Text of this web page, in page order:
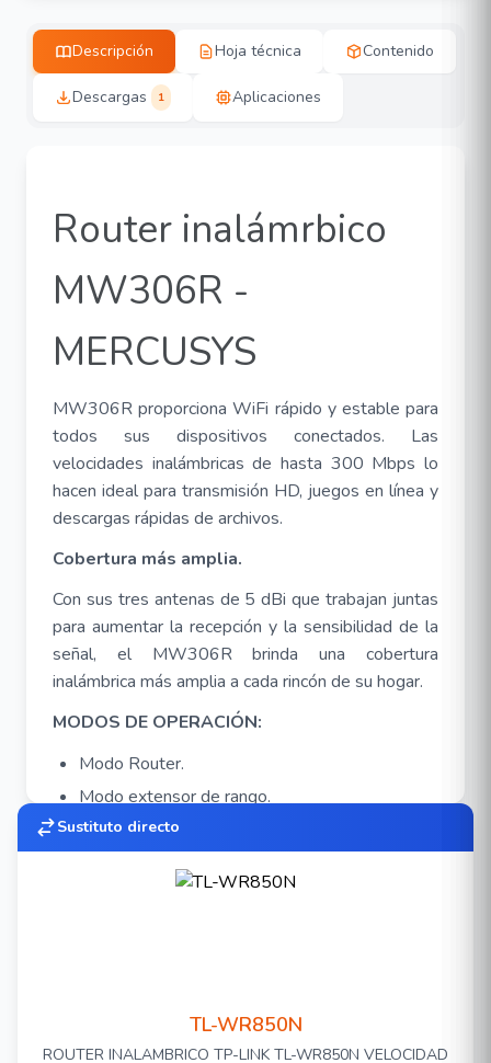
Descripción Hoja técnica Contenido
Descargas 1 Aplicaciones
Router inalámrbico
MW306R -
MERCUSYS
MW306R proporciona WiFi rápido y estable para
todos sus dispositivos conectados. Las
velocidades inalámbricas de hasta 300 Mbps lo
hacen ideal para transmisión HD, juegos en línea y
descargas rápidas de archivos.
Cobertura más amplia.
Con sus tres antenas de 5 dBi que trabajan juntas
para aumentar la recepción y la sensibilidad de la
señal, el MW306R brinda una cobertura
inalámbrica más amplia a cada rincón de su hogar.
MODOS DE OPERACIÓN:
Modo Router.
Modo extensor de rango.
Modo de punto de acceso.
velocidades de hasta 300 Mbps
Sustituto directo
TL-WR850N
ROUTER INALAMBRICO TP-LINK TL-WR850N VELOCIDAD